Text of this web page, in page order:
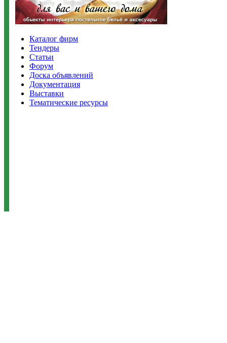
Каталог фирм
Тендеры
Статьи
Форум
Доска объявлений
Документация
Выставки
Тематические ресурсы